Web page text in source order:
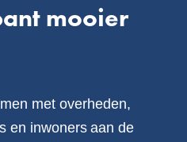
mooier
met overheden,
en inwoners aan de